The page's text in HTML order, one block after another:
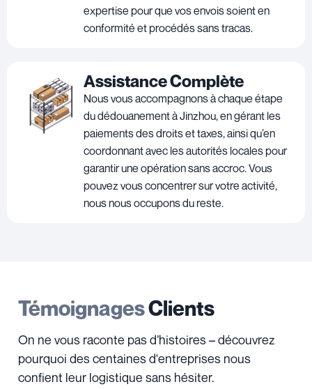
expertise pour que vos envois soient en
conformité et procédés sans tracas.
Assistance Complète
Nous vous accompagnons à chaque étape
du dédouanement à Jinzhou, en gérant les
paiements des droits et taxes, ainsi qu’en
coordonnant avec les autorités locales pour
garantir une opération sans accroc. Vous
pouvez vous concentrer sur votre activité,
nous nous occupons du reste.
TémoignagesClients
On ne vous raconte pas d’histoires – découvrez
pourquoi des centaines d'entreprises nous
confient leur logistique sans hésiter.